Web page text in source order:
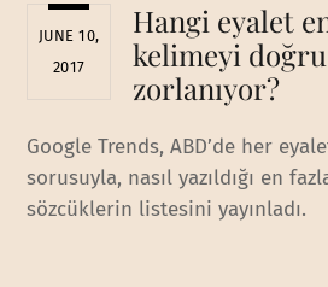
JUNE 10,
2017
Hangi eyalet
kelimeyi
zorlanıyor?
Google Trends, ABD’de her
sorusuyla, nasıl yazıldığı en
sözcüklerin listesini yayınladı.